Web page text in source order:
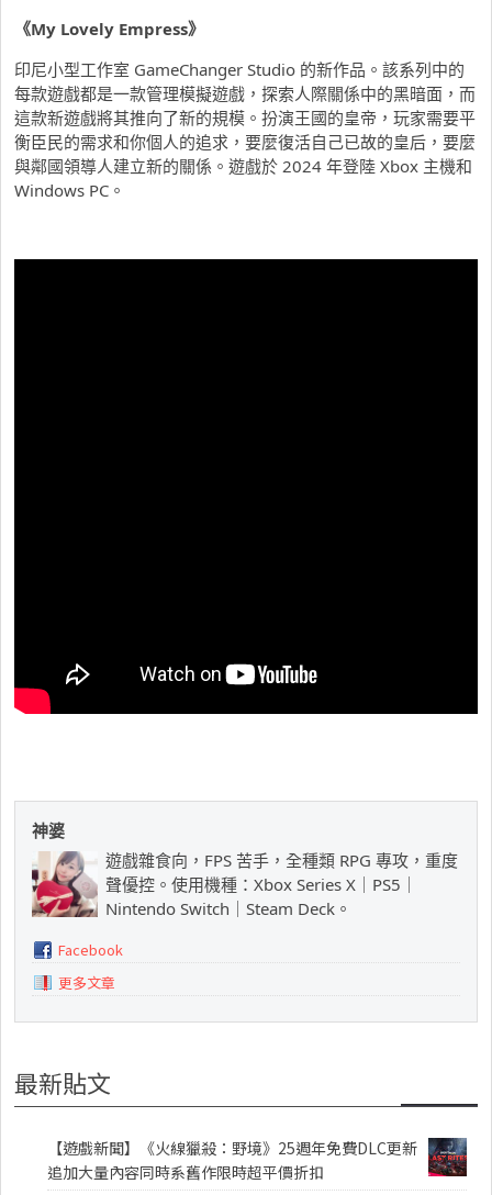
《My Lovely Empress》
印尼小型工作室 GameChanger Studio 的新作品。該系列中的
每款遊戲都是一款管理模擬遊戲，探索人際關係中的黑暗面，而
這款新遊戲將其推向了新的規模。扮演王國的皇帝，玩家需要平
衡臣民的需求和你個人的追求，要麼復活自己已故的皇后，要麼
與鄰國領導人建立新的關係。遊戲於 2024 年登陸 Xbox 主機和
Windows PC。
神婆
遊戲雜食向，FPS 苦手，全種類 RPG 專攻，重度
聲優控。使用機種：Xbox Series X｜PS5｜
Nintendo Switch｜Steam Deck。
Facebook
更多文章
最新貼文
【遊戲新聞】《火線獵殺：野境》25週年免費DLC更新
追加大量內容同時系舊作限時超平價折扣